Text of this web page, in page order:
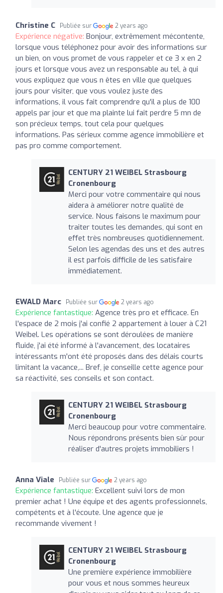
Christine C Publiée sur 2 years ago
Expérience négative: Bonjour, extrêmement mécontente,
lorsque vous téléphonez pour avoir des informations sur
un bien, on vous promet de vous rappeler et ce 3 x en 2
jours et lorsque vous avez un responsable au tel, à qui
vous expliquez que vous n êtes en ville que quelques
jours pour visiter, que vous voulez juste des
informations, il vous fait comprendre qu'il a plus de 100
appels par jour et que ma plainte lui fait perdre 5 mn de
son précieux temps, tout cela pour quelques
informations. Pas sérieux comme agence immobilière et
pas pro comme comportement.
CENTURY 21 WEIBEL Strasbourg
Cronenbourg
Merci pour votre commentaire qui nous
aidera à améliorer notre qualité de
service. Nous faisons le maximum pour
traiter toutes les demandes, qui sont en
effet très nombreuses quotidiennement.
Selon les agendas des uns et des autres
il est parfois difficile de les satisfaire
immédiatement.
EWALD Marc Publiée sur 2 years ago
Expérience fantastique: Agence très pro et efficace. En
l'espace de 2 mois j'ai confié 2 appartement à louer à C21
Weibel. Les opérations se sont déroulées de manière
fluide, j'ai été informé à l'avancement, des locataires
intéressants m'ont été proposés dans des délais courts
limitant la vacance,... Bref, je conseille cette agence pour
sa réactivité, ses conseils et son contact.
CENTURY 21 WEIBEL Strasbourg
Cronenbourg
Merci beaucoup pour votre commentaire.
Nous répondrons présents bien sûr pour
réaliser d'autres projets immobiliers !
Anna Viale Publiée sur 2 years ago
Expérience fantastique: Excellent suivi lors de mon
premier achat ! Une équipe et des agents professionnels,
compétents et à l'écoute. Une agence que je
recommande vivement !
CENTURY 21 WEIBEL Strasbourg
Cronenbourg
Une première expérience immobilière
pour vous et nous sommes heureux